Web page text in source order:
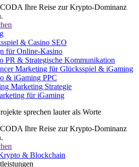
Ihre Reise zur Krypto-Dominanz
& Casino SEO
für Online-Kasino
PR & Strategische Kommunikation
Marketing für Glücksspiel & iGaming
& iGaming PPC
Marketing Strategie
für iGaming
sprechen lauter als Worte
Ihre Reise zur Krypto-Dominanz
& Blockchain